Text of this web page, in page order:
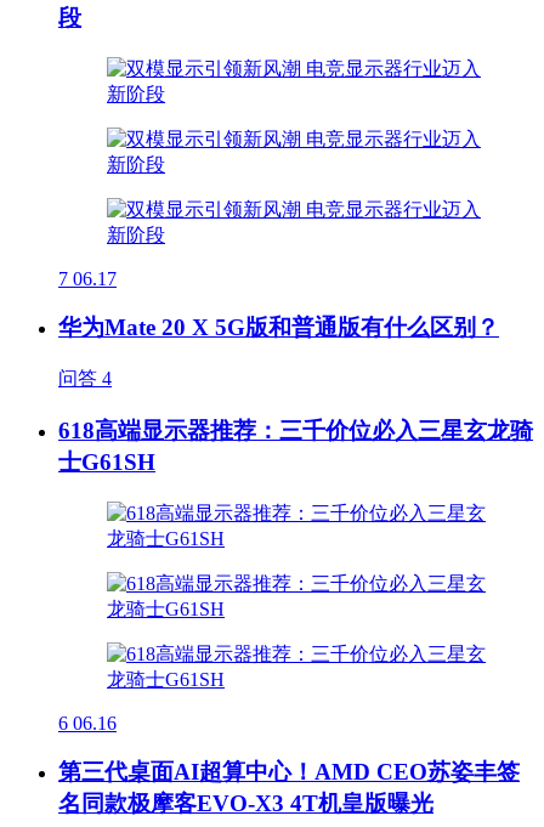
段
7 06.17
华为Mate 20 X 5G版和普通版有什么区别？
问答 4
618高端显示器推荐：三千价位必入三星玄龙骑
士G61SH
6 06.16
第三代桌面AI超算中心！AMD CEO苏姿丰签
名同款极摩客EVO-X3 4T机皇版曝光